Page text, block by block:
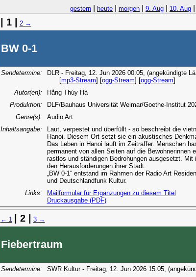
gestern heute morgen 9. Aug 10. Aug
| 1 | 2 →
BW 0-1
Sendetermine:
DLR - Freitag, 12. Jun 2026 00:05, (angekündigte
[mp3-Stream] [ogg-Stream] [ogg-Stream]
Autor(en):
Hằng Thúy Hà
Produktion:
DLF/Bauhaus Universität Weimar/Goethe-Institut
Genre(s):
Audio Art
Inhaltsangabe:
Laut, verpestet und überfüllt - so beschreibt die
Hanoi. Diesem Ort setzt sie ein akustisches
Das Leben in Hanoi läuft im Zeitraffer. Menschen
permanent von allen Seiten auf die
rastlos und ständigen Bedrohungen ausgesetzt.
den Herausforderungen ihrer Stadt.
„BW 0-1“ entstand im Rahmen der Radio Art
und Deutschlandfunk Kultur.
Links:
Mailformular für Ergänzungen zu diesem Titel
Druckausgabe (PDF)
← 1 | 2 | 3 →
Fiebertraum
Sendetermine:
SWR Kultur - Freitag, 12. Jun 2026 15:05,